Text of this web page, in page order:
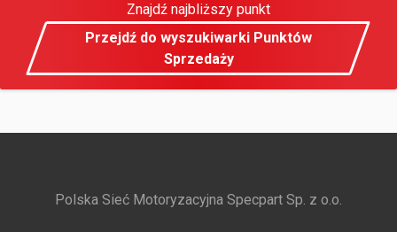
Znajdź najbliższy punkt
Przejdź do wyszukiwarki Punktów
Sprzedaży
Polska Sieć Motoryzacyjna Specpart Sp. z o.o.